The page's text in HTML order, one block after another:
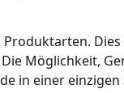
Möglichkeit,
in einer